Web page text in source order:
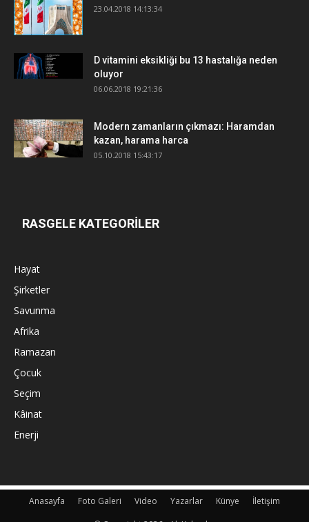
23.04.2018 14:13:34
D vitamini eksikliği bu 13 hastalığa neden
oluyor
06.06.2018 19:21:36
Modern zamanların çıkmazı: Haramdan
kazan, harama harca
05.10.2018 15:43:17
RASGELE KATEGORİLER
Hayat
Şirketler
Savunma
Afrika
Ramazan
Çocuk
Seçim
Kâinat
Enerji
Anasayfa Foto Galeri Video Yazarlar Künye
İletişim